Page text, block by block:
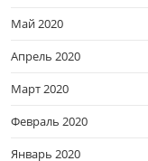
Май 2020
Апрель 2020
Март 2020
Февраль 2020
Январь 2020